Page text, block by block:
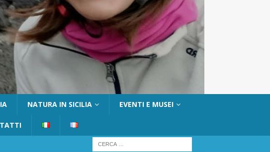
NATURA IN SICILIA EVENTI E MUSEI